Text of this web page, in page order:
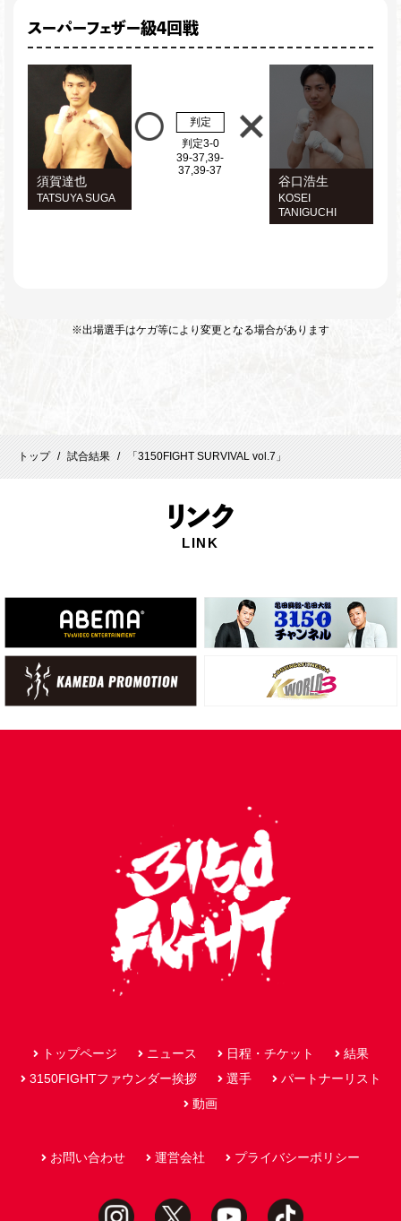
スーパーフェザー級4回戦
須賀達也
TATSUYA SUGA
判定
判定3-0
39-37,39-
37,39-37
谷口浩生
KOSEI
TANIGUCHI
※出場選手はケガ等により変更となる場合があります
トップ / 試合結果 / 「3150FIGHT SURVIVAL vol.7」
リンク
LINK
トップページ ニュース 日程・チケット
結果
3150FIGHTファウンダー挨拶
選手
パートナーリスト
動画
お問い合わせ 運営会社 プライバシーポリシー